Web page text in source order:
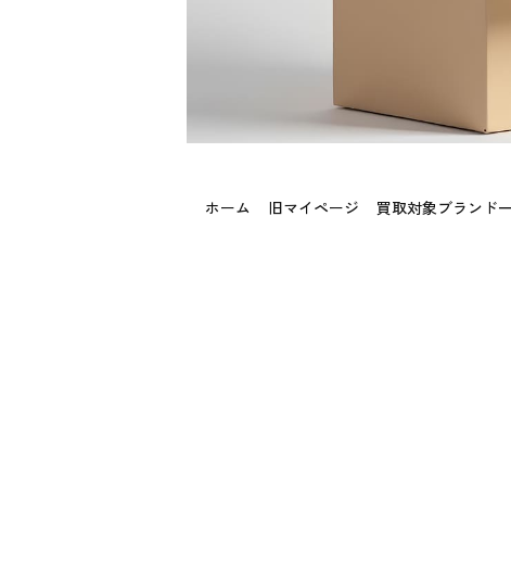
ホーム 旧マイページ 買取対象ブランド